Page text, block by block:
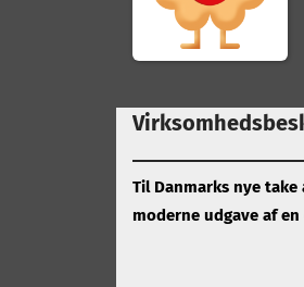
Til Danmarks nye
moderne udgave af